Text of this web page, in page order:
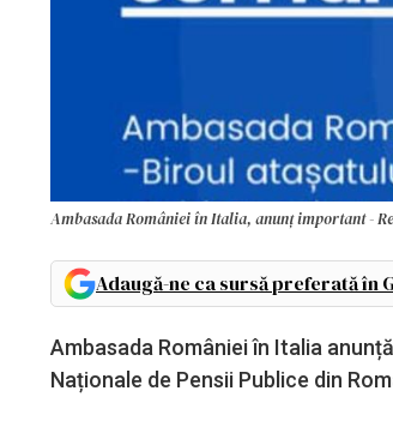
Ambasada României în Italia, anunț important -
Adaugă-ne ca sursă preferată în
Ambasada României în Italia
Naționale de Pensii Publice din